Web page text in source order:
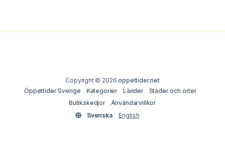
Copyright © 2026oppettider.net
Öppettider Sverige
Kategorier Länder
Städer och orter
Butikskedjor
Användarvillkor
Svenska
English